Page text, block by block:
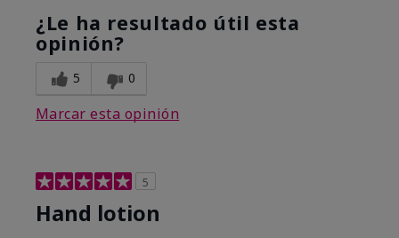
¿Le ha resultado útil esta
opinión?
5 0
Marcar esta opinión
5
Hand lotion